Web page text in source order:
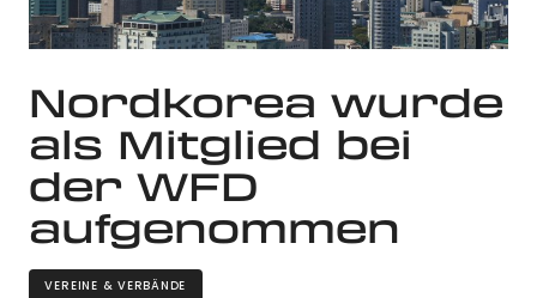
Nordkorea wurde
als Mitglied bei
der WFD
aufgenommen
VEREINE & VERBÄNDE